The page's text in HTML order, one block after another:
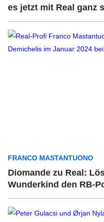
es jetzt mit Real ganz
FRANCO MASTANTUONO
Diomande zu Real:
Wunderkind den RB-